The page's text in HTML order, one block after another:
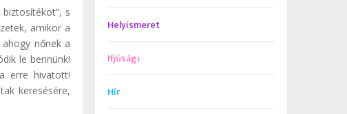
s
amikor a
nőnek a
le bennünk!
erre hivatott!
keresésére,
Helyismeret
Ifjúsági
Hír